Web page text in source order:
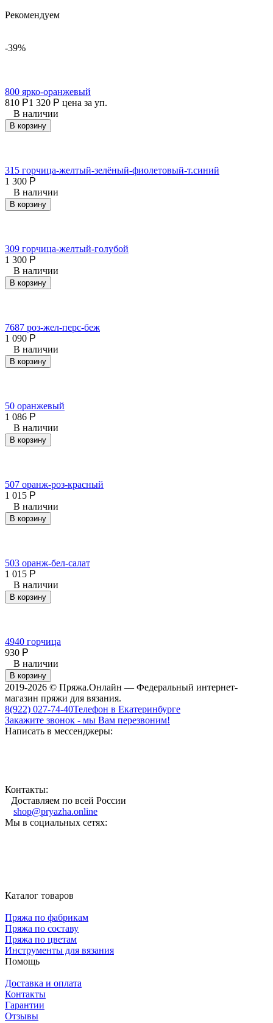
Рекомендуем
-39%
800 ярко-оранжевый
810 Р1 320 Р цена за уп.
В наличии
В корзину
315 горчица-желтый-зелёный-фиолетовый-т.синий
1 300 Р
В наличии
В корзину
309 горчица-желтый-голубой
1 300 Р
В наличии
В корзину
7687 роз-жел-перс-беж
1 090 Р
В наличии
В корзину
50 оранжевый
1 086 Р
В наличии
В корзину
507 оранж-роз-красный
1 015 Р
В наличии
В корзину
503 оранж-бел-салат
1 015 Р
В наличии
В корзину
4940 горчица
930 Р
В наличии
В корзину
2019-2026 © Пряжа.Онлайн — Федеральный интернет-
магазин пряжи для вязания.
8(922) 027-74-40Телефон в Екатеринбурге
Закажите звонок - мы Вам перезвоним!
Написать в мессенджеры:
Контакты:
Доставляем по всей России
shop@pryazha.online
Мы в социальных сетях:
Каталог товаров
Пряжа по фабрикам
Пряжа по составу
Пряжа по цветам
Инструменты для вязания
Помощь
Доставка и оплата
Контакты
Гарантии
Отзывы